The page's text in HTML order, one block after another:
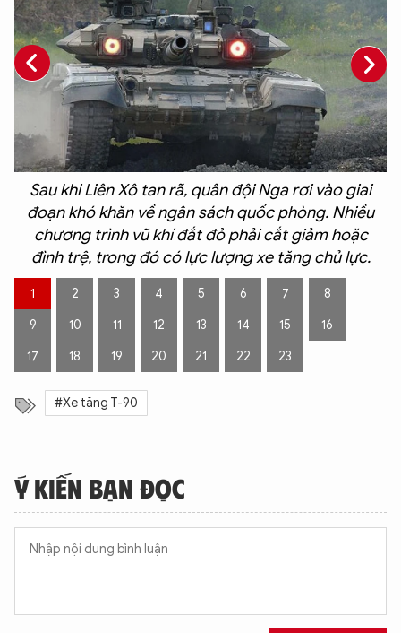
Sau khi Liên Xô tan rã, quân đội Nga rơi vào giai
đoạn khó khăn về ngân sách quốc phòng. Nhiều
chương trình vũ khí đắt đỏ phải cắt giảm hoặc
đình trệ, trong đó có lực lượng xe tăng chủ lực.
1 2 3 4 5 6 7 8
9 10 11 12 13 14 15 16
17 18 19 20 21 22 23
#Xe tăng T-90
Ý KIẾN BẠN ĐỌC